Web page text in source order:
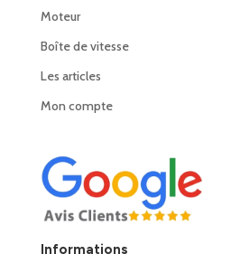
Moteur
Boîte de vitesse
Les articles
Mon compte
Informations